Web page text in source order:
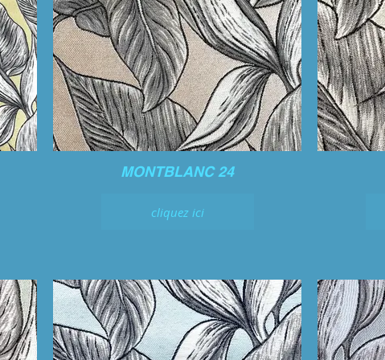
MONTBLANC 24
cliquez ici